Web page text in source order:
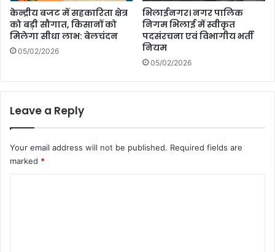
केन्द्रीय बजट में सहकारिता क्षेत्र
को बड़ी सौगात, किसानों को
मिलेगा सीधा लाभ: बेलचंदन
05/02/2026
भिलाईनगर। नगर पालिक
निगम भिलाई में स्वीकृत
पदसंरचना एवं विभागीय भर्ती
नियम
05/02/2026
Leave a Reply
Your email address will not be published. Required fields are
marked *